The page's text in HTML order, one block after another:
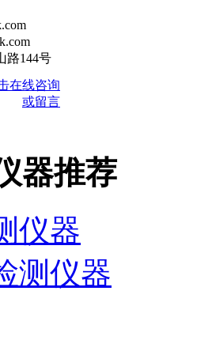
路144号
器推荐
仪器
测仪器